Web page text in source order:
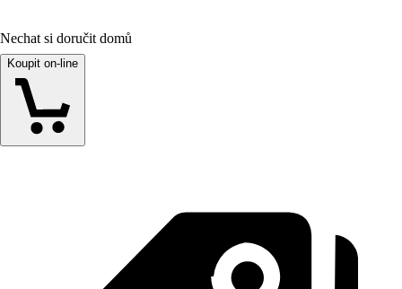
Nechat si doručit domů
Koupit on-line